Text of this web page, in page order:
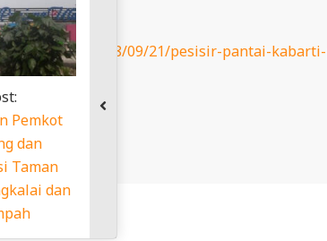
duajurai.co/2018/09/21/pesisir-pantai-
hijau/du
556
Pemkot
dan
Taman
dan